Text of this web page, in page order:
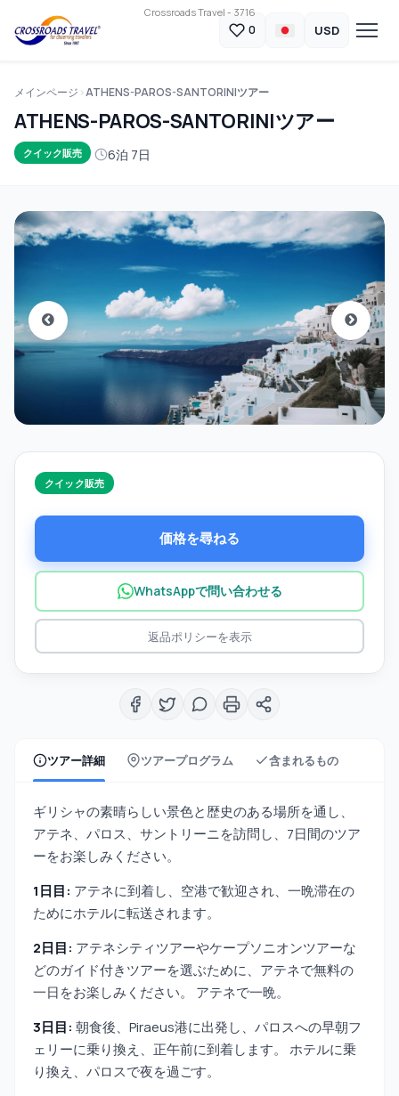
Crossroads Travel - 3716
0 USD
メインページ ATHENS-PAROS-SANTORINIツアー
ATHENS-PAROS-SANTORINIツアー
クイック販売 6泊 7日
ツアー詳細 ツアープログラム 含まれるもの
ギリシャの素晴らしい景色と歴史のある場所を通し、
アテネ、パロス、サントリーニを訪問し、7日間のツア
ーをお楽しみください。
1日目: アテネに到着し、空港で歓迎され、一晩滞在の
ためにホテルに転送されます。
2日目: アテネシティツアーやケープソニオンツアーな
どのガイド付きツアーを選ぶために、アテネで無料の
一日をお楽しみください。 アテネで一晩。
3日目: 朝食後、Piraeus港に出発し、パロスへの早朝フ
ェリーに乗り換え、正午前に到着します。 ホテルに乗
り換え、パロスで夜を過ごす。
クイック販売
価格を尋ねる
WhatsAppで問い合わせる
返品ポリシーを表示